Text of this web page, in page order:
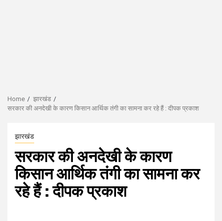
Home
झारखंड
सरकार की अनदेखी के कारण किसान आर्थिक तंगी का सामना कर रहे हैं : दीपक प्रकाश
झारखंड
सरकार की अनदेखी के कारण
किसान आर्थिक तंगी का सामना कर
रहे हैं : दीपक प्रकाश